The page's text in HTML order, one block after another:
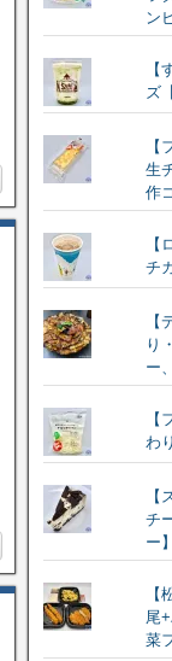
ン
ズ
生
作
チ
り
ー
わ
チ
ー】
尾
菜